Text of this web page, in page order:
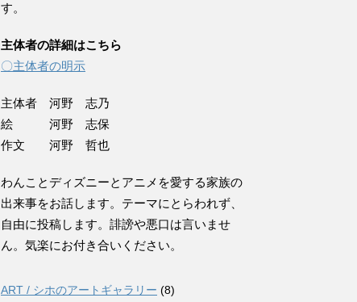
す。
主体者の詳細はこちら
〇主体者の明示
主体者 河野 志乃
絵 河野 志保
作文 河野 哲也
わんことディズニーとアニメを愛する家族の
出来事をお話します。テーマにとらわれず、
自由に投稿します。誹謗や悪口は言いませ
ん。気楽にお付き合いください。
ART / シホのアートギャラリー (8)